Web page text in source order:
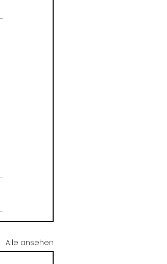
Alle ansehen